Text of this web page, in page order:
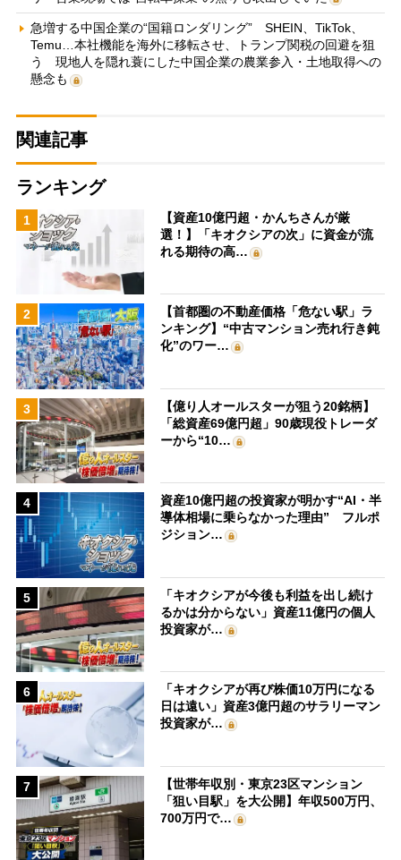
急増する中国企業の“国籍ロンダリング” SHEIN、TikTok、
Temu…本社機能を海外に移転させ、トランプ関税の回避を狙
う 現地人を隠れ蓑にした中国企業の農業参入・土地取得への
懸念も
関連記事
ランキング
1
【資産10億円超・かんちさんが厳
選！】「キオクシアの次」に資金が流
れる期待の高…
2
【首都圏の不動産価格「危ない駅」ラ
ンキング】“中古マンション売れ行き鈍
化”のワー…
3
【億り人オールスターが狙う20銘柄】
「総資産69億円超」90歳現役トレーダ
ーから“10…
4
資産10億円超の投資家が明かす“AI・半
導体相場に乗らなかった理由” フルポ
ジション…
5
「キオクシアが今後も利益を出し続け
るかは分からない」資産11億円の個人
投資家が…
6
「キオクシアが再び株価10万円になる
日は遠い」資産3億円超のサラリーマン
投資家が…
7
【世帯年収別・東京23区マンション
「狙い目駅」を大公開】年収500万円、
700万円で…